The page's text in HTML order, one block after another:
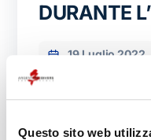
Questo sito web
DURANTE
19 Luglio 2022
Indice: Quale
l’attrezzatura